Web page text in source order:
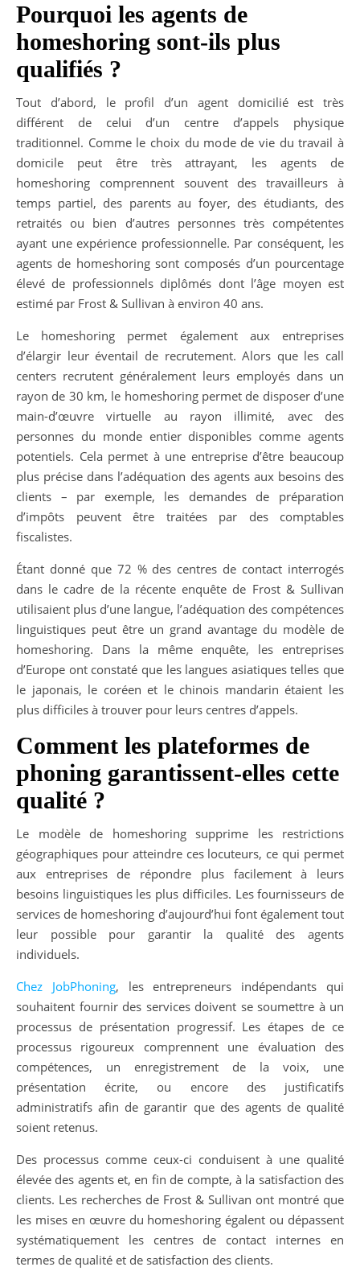
Pourquoi les agents de
homeshoring sont-ils plus
qualifiés ?
Tout d’abord, le profil d’un agent domicilié est très
différent de celui d’un centre d’appels physique
traditionnel. Comme le choix du mode de vie du travail à
domicile peut être très attrayant, les agents de
homeshoring comprennent souvent des travailleurs à
temps partiel, des parents au foyer, des étudiants, des
retraités ou bien d’autres personnes très compétentes
ayant une expérience professionnelle. Par conséquent, les
agents de homeshoring sont composés d’un pourcentage
élevé de professionnels diplômés dont l’âge moyen est
estimé par Frost & Sullivan à environ 40 ans.
Le homeshoring permet également aux entreprises
d’élargir leur éventail de recrutement. Alors que les call
centers recrutent généralement leurs employés dans un
rayon de 30 km, le homeshoring permet de disposer d’une
main-d’œuvre virtuelle au rayon illimité, avec des
personnes du monde entier disponibles comme agents
potentiels. Cela permet à une entreprise d’être beaucoup
plus précise dans l’adéquation des agents aux besoins des
clients – par exemple, les demandes de préparation
d’impôts peuvent être traitées par des comptables
fiscalistes.
Étant donné que 72 % des centres de contact interrogés
dans le cadre de la récente enquête de Frost & Sullivan
utilisaient plus d’une langue, l’adéquation des compétences
linguistiques peut être un grand avantage du modèle de
homeshoring. Dans la même enquête, les entreprises
d’Europe ont constaté que les langues asiatiques telles que
le japonais, le coréen et le chinois mandarin étaient les
plus difficiles à trouver pour leurs centres d’appels.
Comment les plateformes de
phoning garantissent-elles cette
qualité ?
Le modèle de homeshoring supprime les restrictions
géographiques pour atteindre ces locuteurs, ce qui permet
aux entreprises de répondre plus facilement à leurs
besoins linguistiques les plus difficiles. Les fournisseurs de
services de homeshoring d’aujourd’hui font également tout
leur possible pour garantir la qualité des agents
individuels.
Chez JobPhoning, les entrepreneurs indépendants qui
souhaitent fournir des services doivent se soumettre à un
processus de présentation progressif. Les étapes de ce
processus rigoureux comprennent une évaluation des
compétences, un enregistrement de la voix, une
présentation écrite, ou encore des justificatifs
administratifs afin de garantir que des agents de qualité
soient retenus.
Des processus comme ceux-ci conduisent à une qualité
élevée des agents et, en fin de compte, à la satisfaction des
clients. Les recherches de Frost & Sullivan ont montré que
les mises en œuvre du homeshoring égalent ou dépassent
systématiquement les centres de contact internes en
termes de qualité et de satisfaction des clients.